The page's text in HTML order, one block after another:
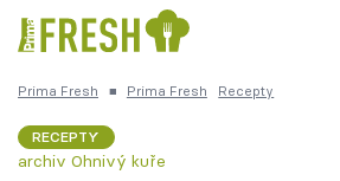
Česká kuchyně
Prima Fresh ■ Prima Fresh Recepty
RECEPTY
archiv Ohnivý kuře